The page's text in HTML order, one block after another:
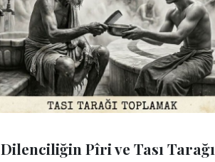
Dilenciliğin Pîri ve Tası Tarağı